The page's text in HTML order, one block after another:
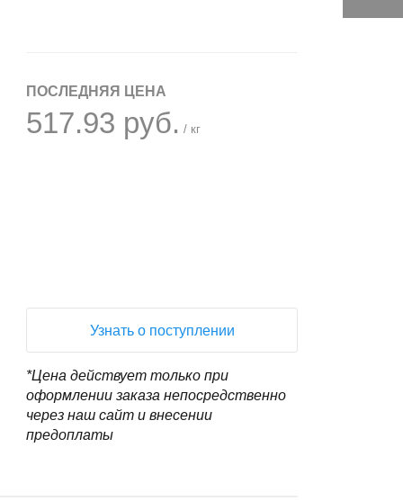
ПОСЛЕДНЯЯ ЦЕНА
517.93 руб. / кг
Узнать о поступлении
*Цена действует только при
оформлении заказа непосредственно
через наш сайт и внесении
предоплаты